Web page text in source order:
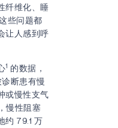
纤维化、睡
些问题都
让人感到呼
1 的数据，
断患有慢
或慢性支气
慢性阻塞
约 79.1 万